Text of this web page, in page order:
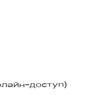
доступ)